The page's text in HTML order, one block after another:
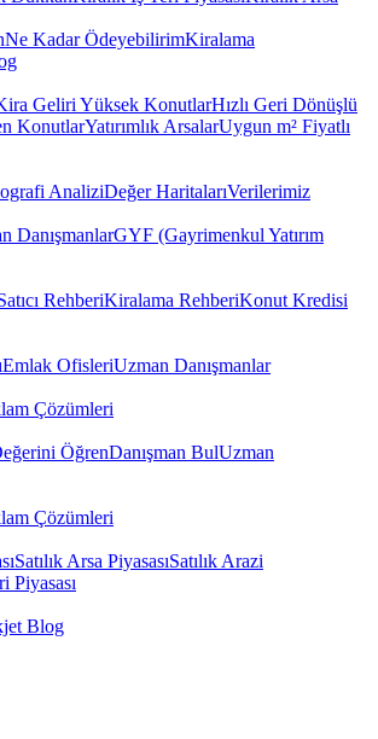
Ne Kadar ÖdeyebilirimKiralama
Geliri Yüksek KonutlarHızlı Geri Dönüşlü
KonutlarYatırımlık ArsalarUygun m² Fiyatlı
AnaliziDeğer HaritalarıVerilerimiz
DanışmanlarGYF (Gayrimenkul Yatırım
RehberiKiralama RehberiKonut Kredisi
Emlak OfisleriUzman Danışmanlar
Çözümleri
ÖğrenDanışman BulUzman
Çözümleri
Satılık Arsa PiyasasıSatılık Arazi
Piyasası
Blog